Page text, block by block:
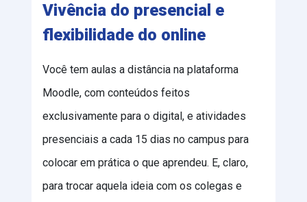
Vivência do presencial e
flexibilidade do online
Você tem aulas a distância na plataforma
Moodle, com conteúdos feitos
exclusivamente para o digital, e atividades
presenciais a cada 15 dias no campus para
colocar em prática o que aprendeu. E, claro,
para trocar aquela ideia com os colegas e